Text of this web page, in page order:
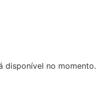
disponível no momento.